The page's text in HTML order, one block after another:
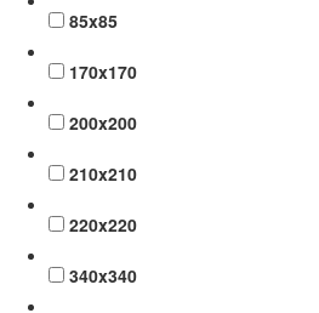
85x85
170x170
200x200
210x210
220x220
340x340